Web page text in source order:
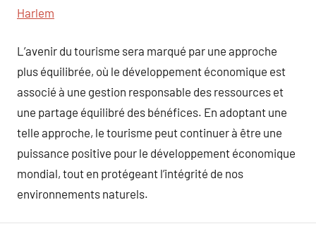
Harlem
L’avenir du tourisme sera marqué par une approche
plus équilibrée, où le développement économique est
associé à une gestion responsable des ressources et
une partage équilibré des bénéfices. En adoptant une
telle approche, le tourisme peut continuer à être une
puissance positive pour le développement économique
mondial, tout en protégeant l’intégrité de nos
environnements naturels.